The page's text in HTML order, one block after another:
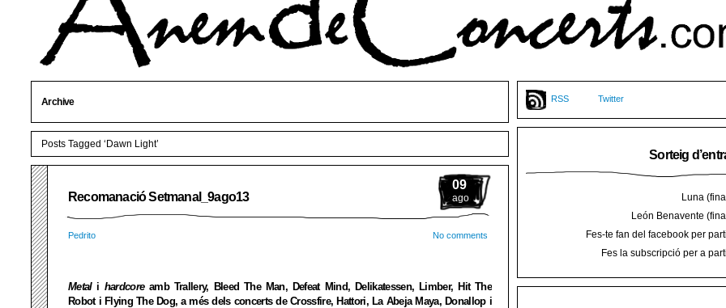
Archive
Posts Tagged ‘Dawn Light’
09
ago
Recomanació Setmanal_9ago13
Pedrito No comments
Metali hardcore amb Trallery, Bleed The Man, Defeat Mind, Delikatessen, Limber, Hit The
Robot i Flying The Dog, a més dels concerts de Crossfire, Hattori, La Abeja Maya, Donallop i
RSS Twitter
Sorteig
Luna
León Benavente
Fes-te fan del facebook per
Fes la subscripció per a